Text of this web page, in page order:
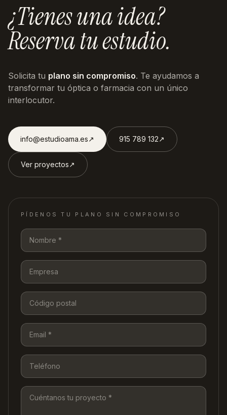
¿Tienes una idea?
Reserva tu estudio.
Solicita tu plano sin compromiso. Te ayudamos a
transformar tu óptica o farmacia con un único
interlocutor.
info@estudioama.es↗︎ 915 789 132↗︎
Ver proyectos↗︎
PÍDENOS TU PLANO SIN COMPROMISO